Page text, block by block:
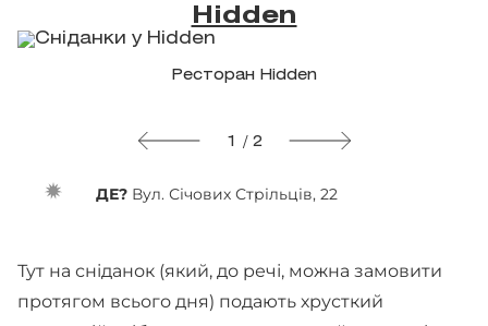
Hidden
Ресторан Hidden
1 / 2
ДЕ? Вул. Січових Стрільців, 22
Тут на сніданок (який, до речі, можна замовити
протягом всього дня) подають хрусткий